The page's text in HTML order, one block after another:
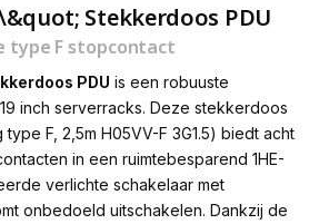
Stekkerdoos PDU
type F stopcontact
PDU is een robuuste
inch serverracks. Deze stekkerdoos
F, 2,5m H05VV-F 3G1.5) biedt acht
in een ruimtebesparend 1HE-
verlichte schakelaar met
onbedoeld uitschakelen. Dankzij de